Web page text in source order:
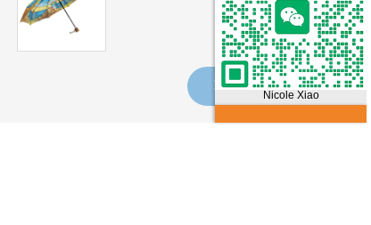
عرض المزيد
Nicole Xiao